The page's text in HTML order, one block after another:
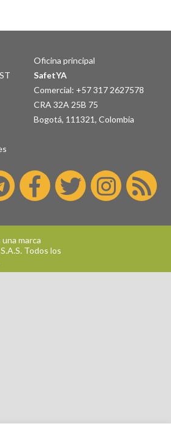
Oficina principal
SafetYA
Comercial: +57 317 2627578
CRA 32A 25B 75
Bogotá, 111321, Colombia
marca
Todos los